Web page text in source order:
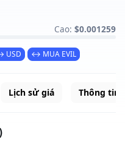
Cao: $0.001259
USD ↔ MUA EVIL
Lịch sử giá Thông tin